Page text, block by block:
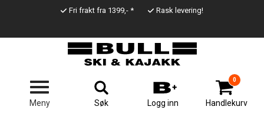
Line
Fri frakt fra 1399,- * Rask levering!
Meny Søk Logg inn Handlekurv
0